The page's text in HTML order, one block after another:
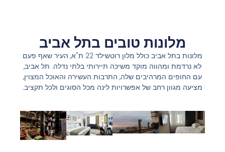
מלונות טובים בתל אביב
מלונות בתל אביב כולל מלון רוטשילד 22 ת"א, העיר שאף פעם
לא נרדמת ומהווה מוקד משיכה תיירותי בלתי נדלה. תל אביב,
עם החופים המרהיבים שלה, התרבות העשירה והאוכל המצוין,
מציעה מגוון רחב של אפשרויות לינה מכל הסוגים ולכל תקציב.